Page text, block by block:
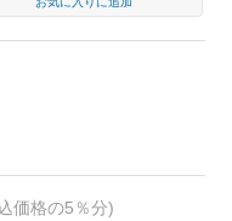
価格の5％分)